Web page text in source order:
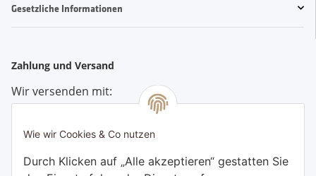
Wie wir Cookies & Co nutzen
Durch Klicken auf „Alle akzeptieren“ gestatten Sie
Gesetzliche Informationen
Zahlung und Versand
Wir versenden mit:
Bezahlen Sie bequem per: